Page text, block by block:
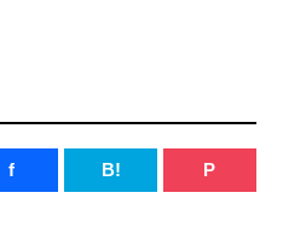
f B! P